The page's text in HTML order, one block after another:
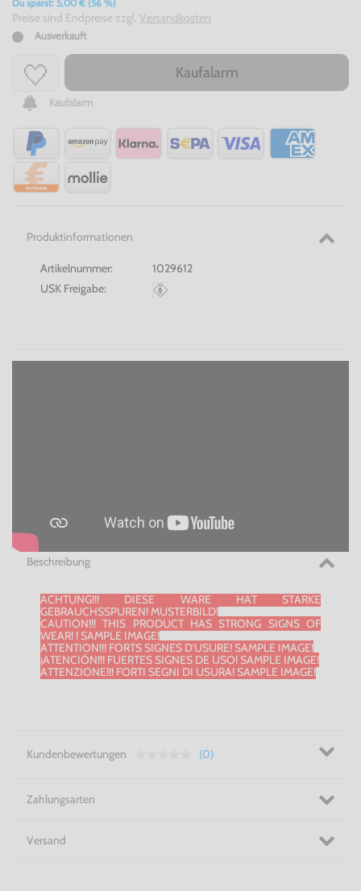
Du sparst: 5,00 € (56 %)
Preise sind Endpreise zzgl. Versandkosten
Ausverkauft
Kaufalarm
Kaufalarm
Produktinformationen
Artikelnummer:
1029612
USK Freigabe:
Beschreibung
ACHTUNG!!! DIESE WARE HAT STARKE
GEBRAUCHSSPUREN! MUSTERBILD!
CAUTION!!! THIS PRODUCT HAS STRONG SIGNS OF
WEAR! ! SAMPLE IMAGE!
ATTENTION!!! FORTS SIGNES D'USURE! SAMPLE IMAGE!
¡ATENCIÓN!!! FUERTES SIGNES DE USO! SAMPLE IMAGE!
ATTENZIONE!!! FORTI SEGNI DI USURA! SAMPLE IMAGE!
Kundenbewertungen (0)
Zahlungsarten
Versand